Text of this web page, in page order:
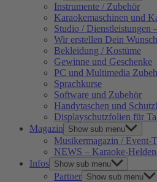
Instrumente / Zubehör
Karaokemaschinen und
Studio / Dienstleistungen
Wir erstellen Dein
Bekleidung / Kostüme
Gewinne und Geschenke
PC und Multimedia
Sprachkurse
Software und Zubehör
Handytaschen und
Displayschutzfolien für
Magazin
Show sub menu
Musikermagazin / Event-
NEWS – Karaoke-
Infos Show sub menu
Partner Show sub menu